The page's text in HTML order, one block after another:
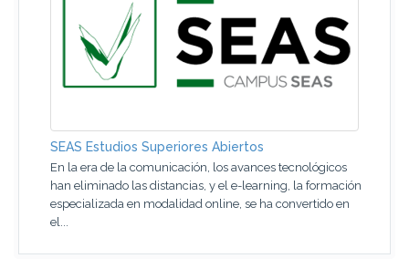
SEAS Estudios Superiores Abiertos
En la era de la comunicación, los avances tecnológicos
han eliminado las distancias, y el e-learning, la formación
especializada en modalidad online, se ha convertido en
el...